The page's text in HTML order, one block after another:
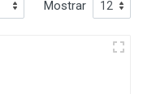
Mostrar